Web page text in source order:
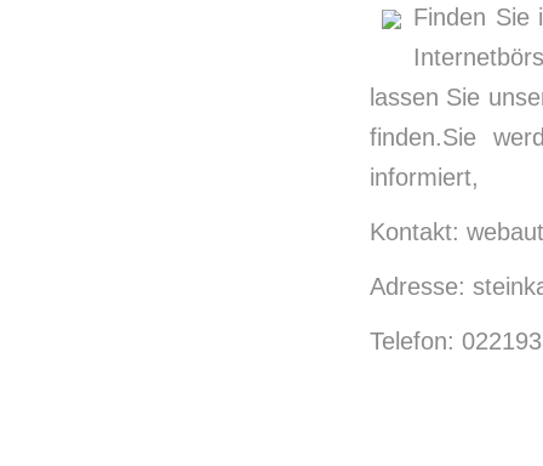
Finden Sie
lassen Sie
finden.Sie
informiert,
Kontakt:
Adresse:
Telefon: